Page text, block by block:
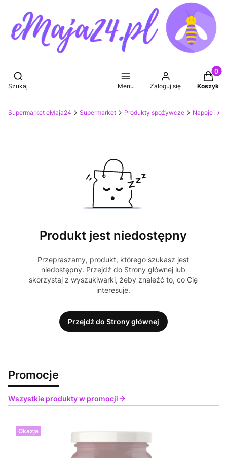
Otwórz wyszukiwarkę
Szukaj Menu Zaloguj się Koszyk
Supermarket eMaja24 Supermarket Produkty spożywcze Napoje i
Produkt jest niedostępny
Przepraszamy, produkt, którego szukasz jest
niedostępny. Przejdź do Strony głównej lub
skorzystaj z wyszukiwarki, żeby znaleźć to, co Cię
interesuje.
Przejdź do Strony głównej
Promocje
Wszystkie produkty w promocji
Okazja